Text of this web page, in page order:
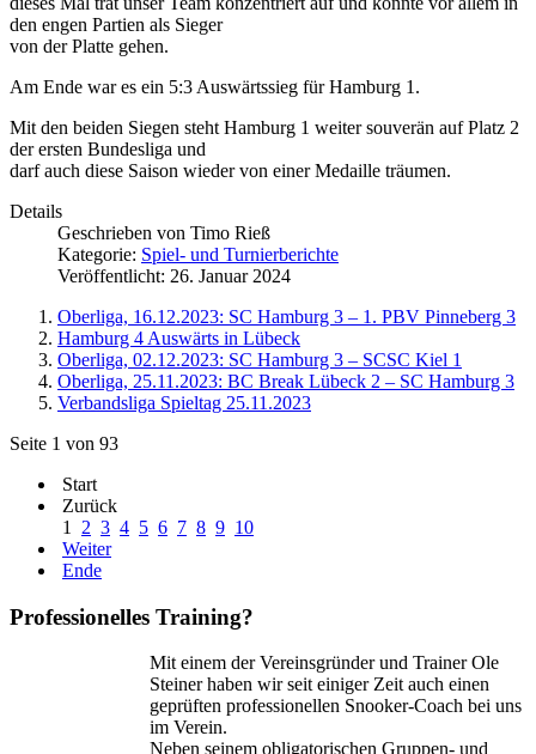
den engen Partien als Sieger
von der Platte gehen.
Am Ende war es ein 5:3 Auswärtssieg für Hamburg 1.
Mit den beiden Siegen steht Hamburg 1 weiter souverän auf Platz 2
der ersten Bundesliga und
darf auch diese Saison wieder von einer Medaille träumen.
Details
Geschrieben von Timo Rieß
Kategorie: Spiel- und Turnierberichte
Veröffentlicht: 26. Januar 2024
Oberliga, 16.12.2023: SC Hamburg 3 – 1. PBV Pinneberg 3
Hamburg 4 Auswärts in Lübeck
Oberliga, 02.12.2023: SC Hamburg 3 – SCSC Kiel 1
Oberliga, 25.11.2023: BC Break Lübeck 2 – SC Hamburg 3
Verbandsliga Spieltag 25.11.2023
Seite 1 von 93
Start
Zurück
1
2 3 4 5 6 7 8 9 10
Weiter
Ende
Professionelles Training?
Mit einem der Vereinsgründer und Trainer Ole
Steiner haben wir seit einiger Zeit auch einen
geprüften professionellen Snooker-Coach bei uns
im Verein.
Neben seinem obligatorischen Gruppen- und